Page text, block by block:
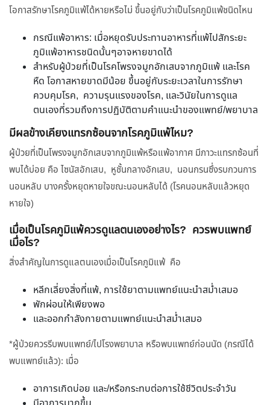
โอกาสรักษาโรคภูมิแพ้ได้หายหรือไม่ ขึ้นอยู่กับว่าเป็นโรคภูมิแพ้ชนิดไหน
กรณีแพ้อาหาร: เมื่อหยุดรับประทานอาหารที่แพ้ไปสักระยะ
ภูมิแพ้อาหารชนิดนั้นๆอาจหายขาดได้
สำหรับผู้ป่วยที่เป็นโรคโพรงจมูกอักเสบจากภูมิแพ้ และโรค
หืด โอกาสหายขาดมีน้อย ขึ้นอยู่กับระยะเวลาในการรักษา
ควบคุมโรค, ความรุนแรงของโรค, และวินัยในการดูแล
ตนเองที่รวมถึงการปฏิบัติตามคำแนะนำของแพทย์/พยาบาล
มีผลข้างเคียงแทรกซ้อนจากโรคภูมิแพ้ไหม?
ผู้ป่วยที่เป็นโพรงจมูกอักเสบจากภูมิแพ้หรือแพ้อากาศ มีภาวะแทรกซ้อนที่
พบได้บ่อย คือ ไซนัสอักเสบ, หูชั้นกลางอักเสบ, นอนกรนซึ่งรบกวนการ
นอนหลับ บางครั้งหยุดหายใจขณะนอนหลับได้ (โรคนอนหลับแล้วหยุด
หายใจ)
เมื่อเป็นโรคภูมิแพ้ควรดูแลตนเองอย่างไร? ควรพบแพทย์
เมื่อไร?
สิ่งสำคัญในการดูแลตนเองเมื่อเป็นโรคภูมิแพ้ คือ
หลีกเลี่ยงสิ่งที่แพ้, การใช้ยาตามแพทย์แนะนำสม่ำเสมอ
พักผ่อนให้เพียงพอ
และออกกำลังกายตามแพทย์แนะนำสม่ำเสมอ
*ผู้ป่วยควรรีบพบแพทย์/ไปโรงพยาบาล หรือพบแพทย์ก่อนนัด (กรณีได้
พบแพทย์แล้ว): เมื่อ
อาการเกิดบ่อย และ/หรือกระทบต่อการใช้ชีวิตประจำวัน